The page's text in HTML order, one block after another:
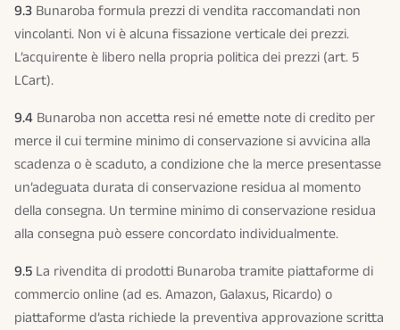
9.3 Bunaroba formula prezzi di vendita raccomandati non
vincolanti. Non vi è alcuna fissazione verticale dei prezzi.
L’acquirente è libero nella propria politica dei prezzi (art. 5
LCart).
9.4 Bunaroba non accetta resi né emette note di credito per
merce il cui termine minimo di conservazione si avvicina alla
scadenza o è scaduto, a condizione che la merce presentasse
un’adeguata durata di conservazione residua al momento
della consegna. Un termine minimo di conservazione residua
alla consegna può essere concordato individualmente.
9.5 La rivendita di prodotti Bunaroba tramite piattaforme di
commercio online (ad es. Amazon, Galaxus, Ricardo) o
piattaforme d’asta richiede la preventiva approvazione scritta